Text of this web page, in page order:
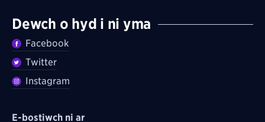
Dewch o hyd i ni yma
Facebook
Twitter
Instagram
E-bostiwch ni ar